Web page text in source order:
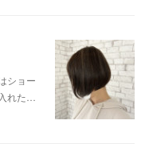
ショー
れた…